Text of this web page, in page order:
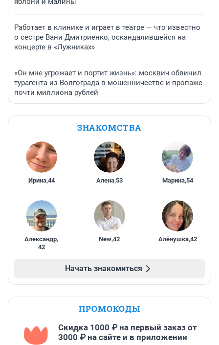
Работает в клинике и играет в театре — что известно
о сестре Вани Дмитриенко, оскандалившейся на
концерте в «Лужниках»
«Он мне угрожает и портит жизнь»: москвич обвинил
турагента из Волгограда в мошенничестве и пропаже
почти миллиона рублей
ЗНАКОМСТВА
Ирина,44 Алена,53 Марина,54
Александр,
42
New,42 Алёнушка,42
Начать знакомиться
ПРОМОКОДЫ
Скидка 1000 ₽ на первый заказ от
3000 ₽ на сайте и в приложении